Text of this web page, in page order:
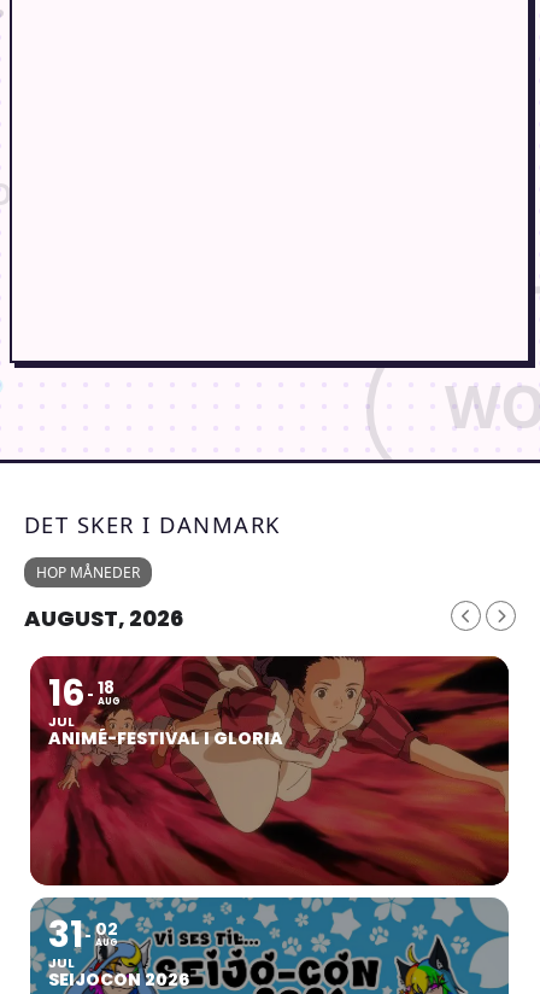
DET SKER I DANMARK
HOP MÅNEDER
AUGUST, 2026
16
JUL
18
AUG
ANIMÉ-FESTIVAL I GLORIA
31
JUL
02
AUG
SEIJOCON 2026